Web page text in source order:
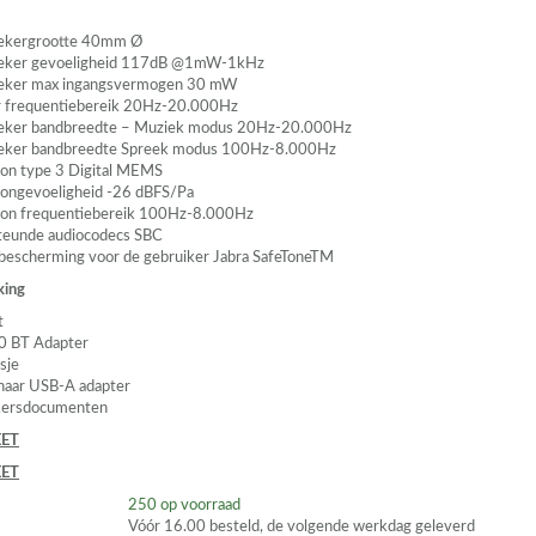
40mm Ø
gevoeligheid 117dB @1mW-1kHz
max ingangsvermogen 30 mW
frequentiebereik 20Hz-20.000Hz
bandbreedte – Muziek modus 20Hz-20.000Hz
bandbreedte Spreek modus 100Hz-8.000Hz
type 3 Digital
MEMS
-26 dBFS/Pa
frequentiebereik 100Hz-8.000Hz
audiocodecs SBC
voor de gebruiker Jabra SafeToneTM
BT Adapter
USB-A adapter
250 op voorraad
Vóór 16.00 besteld, de volgende werkdag geleverd